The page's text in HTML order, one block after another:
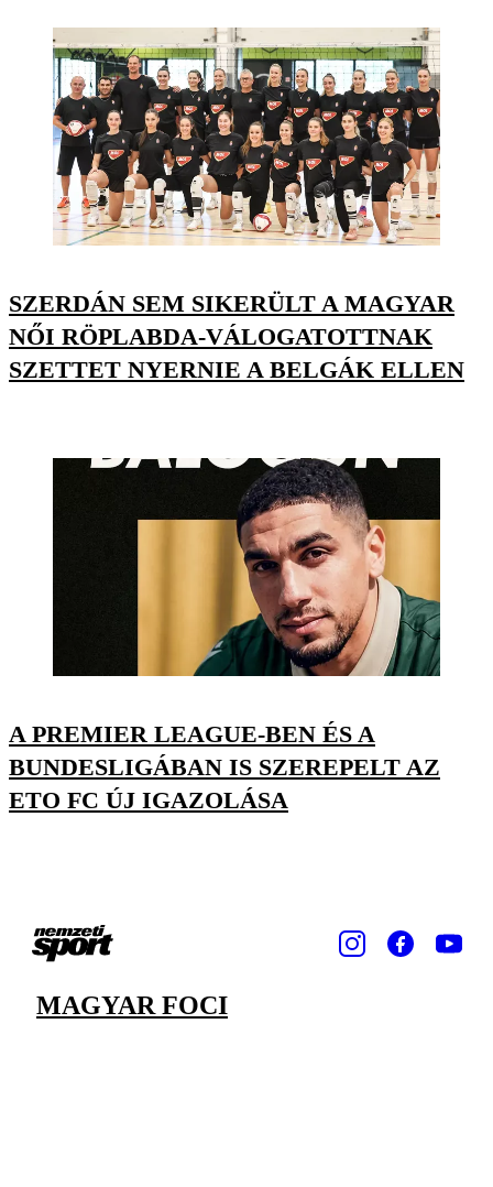
SZERDÁN SEM SIKERÜLT A MAGYAR
NŐI RÖPLABDA-VÁLOGATOTTNAK
SZETTET NYERNIE A BELGÁK ELLEN
A PREMIER LEAGUE-BEN ÉS A
BUNDESLIGÁBAN IS SZEREPELT AZ
ETO FC ÚJ IGAZOLÁSA
MAGYAR FOCI